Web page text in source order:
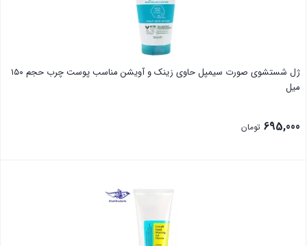
ژل شستشوی صورت سیمپل حاوی زینک و آویشن مناسب پوست چرب حجم ۱۵۰
میل
695,000 تومان